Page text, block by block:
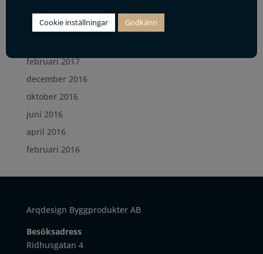
januari 2018
februari 2017
december 2016
oktober 2016
juni 2016
april 2016
februari 2016
Arqdesign Byggprodukter AB
Besöksadress
Ridhusgatan 4
Cookie inställningar Godkänn